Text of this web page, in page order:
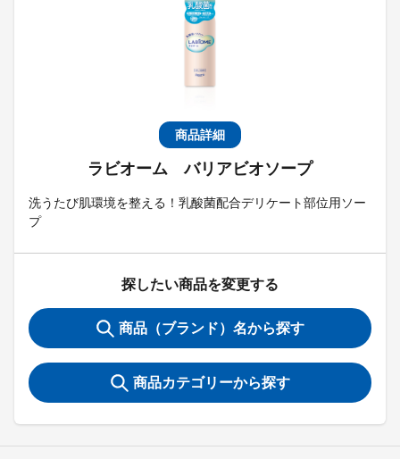
商品詳細
ラビオーム バリアビオソープ
洗うたび肌環境を整える！乳酸菌配合デリケート部位用ソー
プ
探したい商品を変更する
商品（ブランド）名から探す
商品カテゴリーから探す